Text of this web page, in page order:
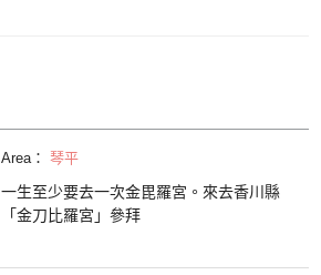
Area： 琴平
一生至少要去一次金毘羅宮。來去香川縣
「金刀比羅宮」參拜